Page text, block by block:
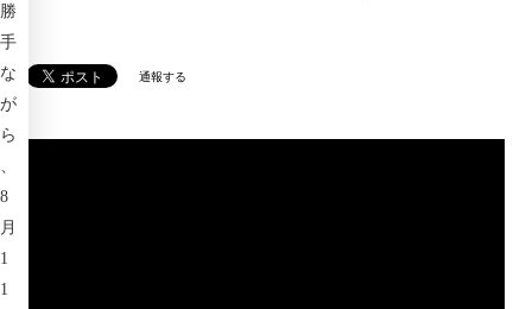
通報する
勝
手
な
が
ら
8
月
1
1